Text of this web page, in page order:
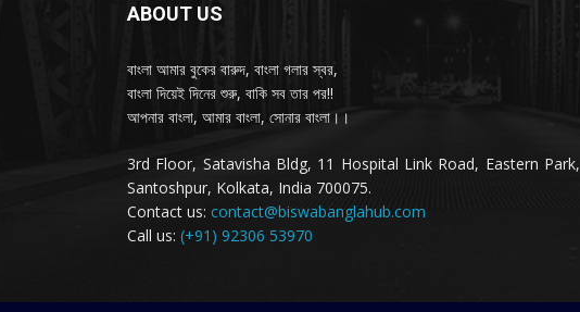
ABOUT US
বাংলা আমার বুকের বারুদ, বাংলা গলার স্বর,
বাংলা দিয়েই দিনের শুরু, বাকি সব তার পর!!
আপনার বাংলা, আমার বাংলা, সোনার বাংলা।।
3rd Floor, Satavisha Bldg, 11 Hospital Link Road, Eastern Park,
Santoshpur, Kolkata, India 700075.
Contact us: contact@biswabanglahub.com
Call us: (+91) 92306 53970